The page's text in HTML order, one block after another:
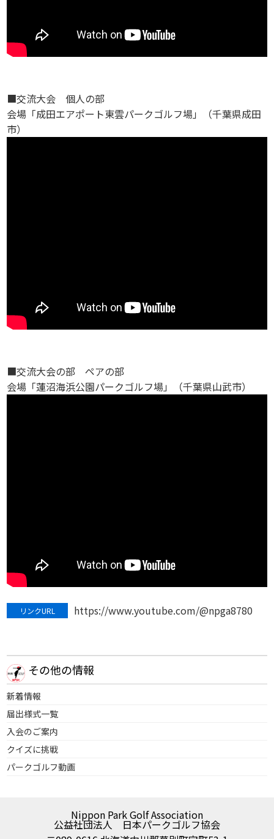
その他の情報
新着情報
届出様式一覧
入会のご案内
クイズに挑戦
パークゴルフ動画
■交流大会 個人の部
会場「成田エアポート東雲パークゴルフ場」（千葉県成田
市）
■交流大会の部 ペアの部
会場「蓮沼海浜公園パークゴルフ場」（千葉県山武市）
リンクURL https://www.youtube.com/@npga8780
Nippon Park Golf Association
公益社団法人 日本パークゴルフ協会